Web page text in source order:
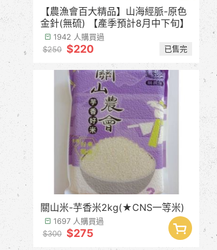
【農漁會百大精品】山海經脈-原色
金針(無硫) 【產季預計8月中下旬】
1942 人購買過
$250 $220 已售完
關山米-芋香米2kg(★CNS一等米)
1697 人購買過
$300 $275